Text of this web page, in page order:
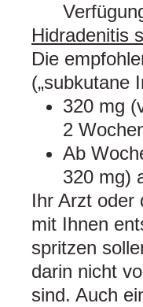
Hidradenitis
Die
(„subkutane
320 mg
2
Ab
320 mg)
Ihr Arzt oder
mit Ihnen
spritzen
darin nicht
sind. Auch